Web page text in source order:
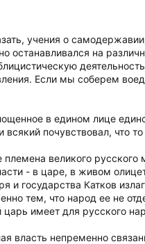
учения о
останавливался на
Если мы соберем
в едином лице
почувствовал, что
великого
- в царе, в живом
и государства Катков
тем, что народ ее не
царь имеет для русского
власть непременно